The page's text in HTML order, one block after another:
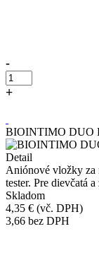
-
+
BIOINTIMO DUO
Detail
Aniónové vložky za
tester. Pre dievčatá
Skladom
4,35 € (vč. DPH)
3,66 bez DPH